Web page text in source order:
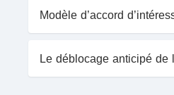
Modèle d’accord
Le déblocage anticipé de